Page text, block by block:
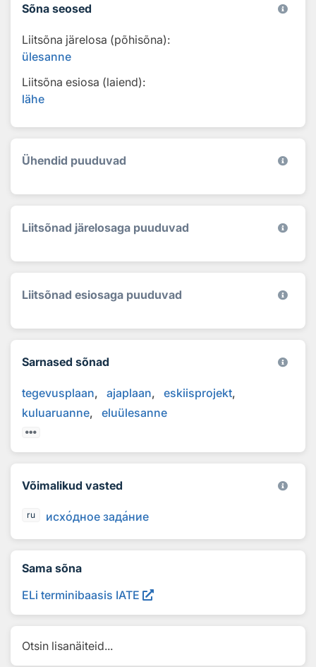
Sõna seosed
Liitsõna järelosa (põhisõna):
ülesanne
Liitsõna esiosa (laiend):
lähe
Ühendid puuduvad
Liitsõnad järelosaga puuduvad
Liitsõnad esiosaga puuduvad
Sarnased sõnad
tegevusplaan ajaplaan
eskiisprojekt
kuluaruanne
eluülesanne
Võimalikud vasted
ru исходное задание
Sama sõna
ELi terminibaasis IATE
Otsin lisanäiteid...